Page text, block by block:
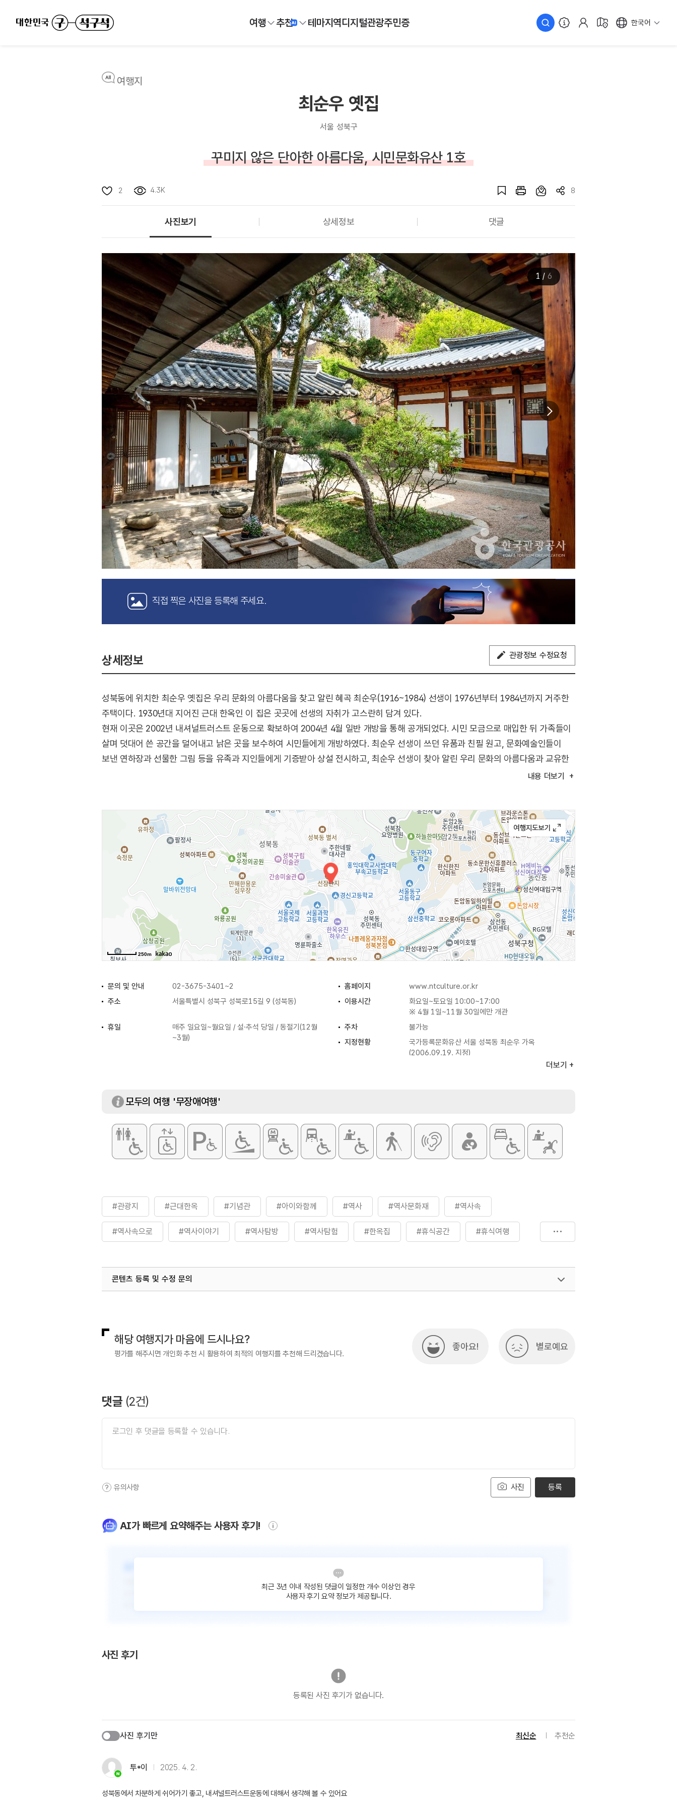
여행 추천 테마지역디지털관광주민증 한국어
여행지
최순우 옛집
서울 성북구
꾸미지 않은 단아한 아름다움, 시민문화유산 1호
2 4.3K 8
사진보기 상세정보 댓글
1 / 6
직접 찍은 사진을 등록해 주세요.
상세정보 관광정보 수정요청
성북동에 위치한 최순우 옛집은 우리 문화의 아름다움을 찾고 알린 혜곡 최순우(1916~1984) 선생이 1976년부터 1984년까지 거주한
주택이다. 1930년대 지어진 근대 한옥인 이 집은 곳곳에 선생의 자취가 고스란히 담겨 있다.
현재 이곳은 2002년 내셔널트러스트 운동으로 확보하여 2004년 4월 일반 개방을 통해 공개되었다. 시민 모금으로 매입한 뒤 가족들이
살며 덧대어 쓴 공간을 덜어내고 낡은 곳을 보수하여 시민들에게 개방하였다. 최순우 선생이 쓰던 유품과 친필 원고, 문화예술인들이
보낸 연하장과 선물한 그림 등을 유족과 지인들에게 기증받아 상설 전시하고, 최순우 선생이 찾아 알린 우리 문화의 아름다움과 교유한
문화예술인을 소개하는 기획전시, 다양한 시민 참여 문화프로그램을 운영하고 있다. 안채는 전시공간으로, 동편 행랑채는 사무공간으로,
내용 더보기
250m
문의 및 안내 02-3675-3401~2 홈페이지
www.ntculture.or.kr
주소
서울특별시 성북구 성북로15길 9 (성북동) 이용시간
화요일~토요일 10:00~17:00
※ 4월 1일~11월 30일에만 개관
휴일
매주 일요일~월요일 / 설·추석 당일 / 동절기(12월
~3월)
주차
불가능
지정현황
국가등록문화유산 서울 성북동 최순우 가옥
(2006.09.19. 지정)
더보기
모두의 여행 '무장애여행'
#관광지 #근대한옥 #기념관 #아이와함께 #역사 #역사문화재 #역사속
#역사속으로 #역사이야기 #역사탐방 #역사탐험 #한옥집 #휴식공간 #휴식여행
콘텐츠 등록 및 수정 문의
해당 여행지가 마음에 드시나요?
평가를 해주시면 개인화 추천 시 활용하여 최적의 여행지를 추천해 드리겠습니다.
좋아요! 별로예요
댓글 (2건)
사진
유의사항 등록
AI가 빠르게 요약해주는 사용자 후기!
최근 3년 이내 작성된 댓글이 일정한 개수 이상인 경우
사용자 후기 요약 정보가 제공됩니다.
사진 후기
등록된 사진 후기가 없습니다.
사진 후기만 최신순 추천순
투*이 2025. 4. 2.
성북동에서 차분하게 쉬어가기 좋고, 내셔널트러스트운동에 대해서 생각해 볼 수 있어요